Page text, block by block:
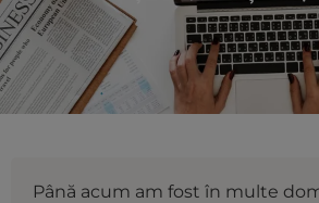
Până acum am fost în multe